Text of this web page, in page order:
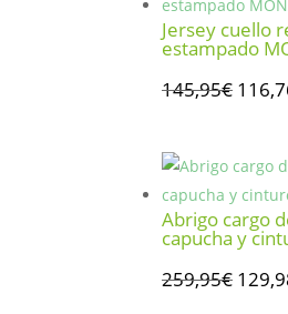
Jersey cuello
estampado
145,95€ El
era:
Abrigo cargo
capucha y
259,95€ El